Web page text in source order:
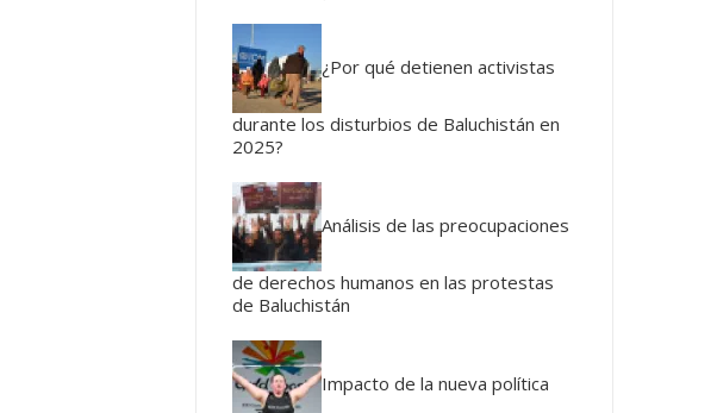
¿Por qué detienen activistas
durante los disturbios de Baluchistán en
2025?
Análisis de las preocupaciones
de derechos humanos en las protestas
de Baluchistán
Impacto de la nueva política